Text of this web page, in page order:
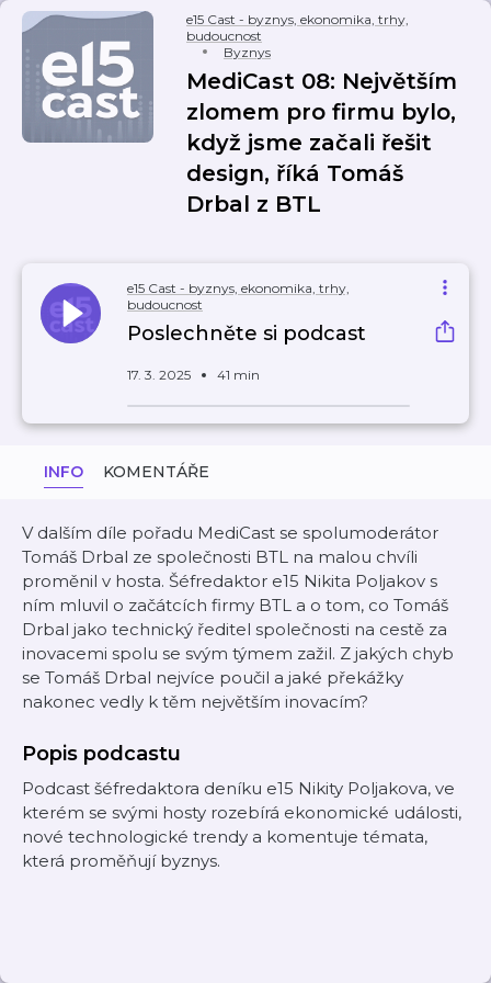
e15 Cast - byznys, ekonomika, trhy,
budoucnost
Byznys
MediCast 08: Největším
zlomem pro firmu bylo,
když jsme začali řešit
design, říká Tomáš
Drbal z BTL
e15 Cast - byznys, ekonomika, trhy,
budoucnost
Poslechněte si podcast
17. 3. 2025 41 min
INFO KOMENTÁŘE
V dalším díle pořadu MediCast se spolumoderátor
Tomáš Drbal ze společnosti BTL na malou chvíli
proměnil v hosta. Šéfredaktor e15 Nikita Poljakov s
ním mluvil o začátcích firmy BTL a o tom, co Tomáš
Drbal jako technický ředitel společnosti na cestě za
inovacemi spolu se svým týmem zažil. Z jakých chyb
se Tomáš Drbal nejvíce poučil a jaké překážky
nakonec vedly k těm největším inovacím?
Popis podcastu
Podcast šéfredaktora deníku e15 Nikity Poljakova, ve
kterém se svými hosty rozebírá ekonomické události,
nové technologické trendy a komentuje témata,
která proměňují byznys.